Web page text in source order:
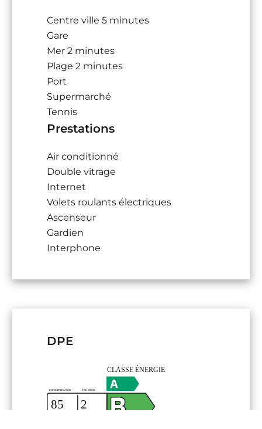
Centre ville 5 minutes
Gare
Mer 2 minutes
Plage 2 minutes
Port
Supermarché
Tennis
Prestations
Air conditionné
Double vitrage
Internet
Volets roulants électriques
Ascenseur
Gardien
Interphone
DPE